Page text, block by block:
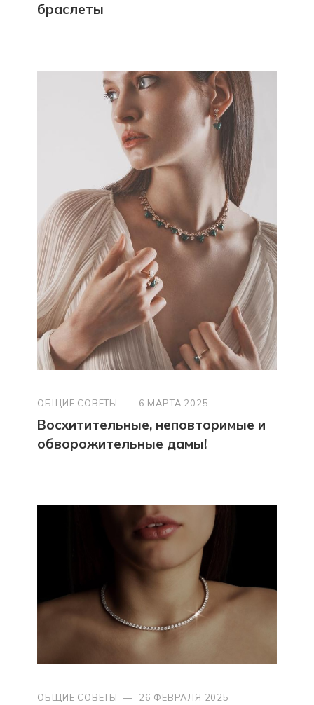
браслеты
ОБЩИЕ СОВЕТЫ — 6 МАРТА 2025
Восхитительные, неповторимые и
обворожительные дамы!
ОБЩИЕ СОВЕТЫ — 26 ФЕВРАЛЯ 2025